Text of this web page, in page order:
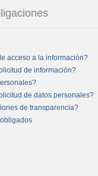
acceso a la información?
de información?
de datos personales?
de transparencia?